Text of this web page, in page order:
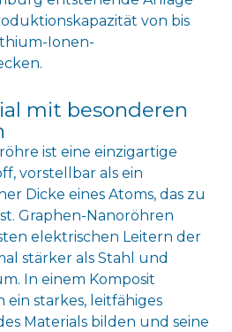
von bis
Ionen-
mit besonderen
ist eine einzigartige
vorstellbar als ein
Dicke eines Atoms, das zu
Graphen-Nanoröhren
elektrischen Leitern der
stärker als Stahl und
In einem Komposit
starkes, leitfähiges
Materials bilden und seine